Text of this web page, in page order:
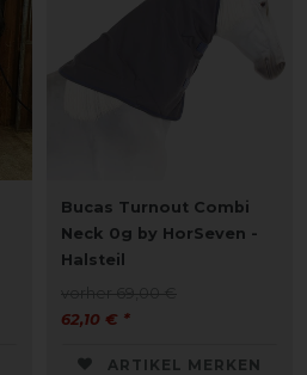
Bucas Turnout Combi
Neck 0g by HorSeven -
Halsteil
62,10 € *
ARTIKEL MERKEN